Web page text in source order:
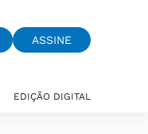
ASSINE
EDIÇÃO DIGITAL